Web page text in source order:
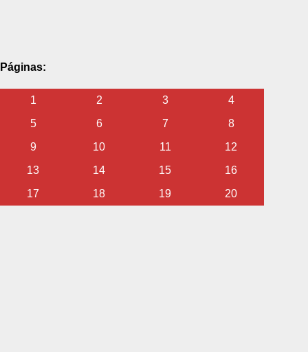
Páginas:
1 2 3
4
5
6 7
8
9
10 11
12
13
14 15
16
17
18 19 20